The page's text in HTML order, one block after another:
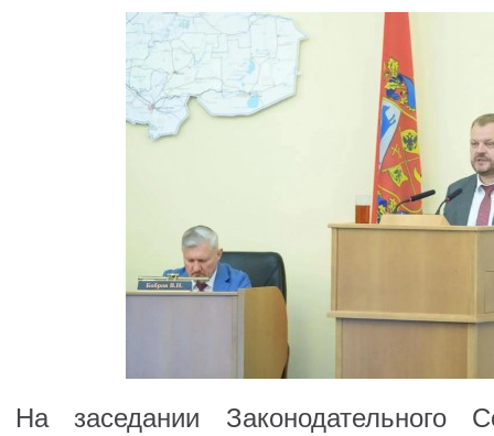
На заседании Законодательного